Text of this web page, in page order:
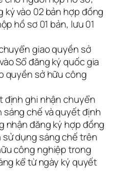
ký vào 02 bản hợp đồng
hồ sơ 01 bản, lưu 01
giao quyền sở
Sổ đăng ký quốc gia
quyền sở hữu công
định ghi nhận chuyển
chế và quyết định
nhận đăng ký hợp đồng
dụng sáng chế trên
công nghiệp trong
kể từ ngày ký quyết